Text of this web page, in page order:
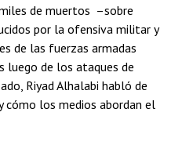
de muertos –sobre
por la ofensiva militar y
de las fuerzas armadas
de los ataques de
Riyad Alhalabi habló de
los medios abordan el